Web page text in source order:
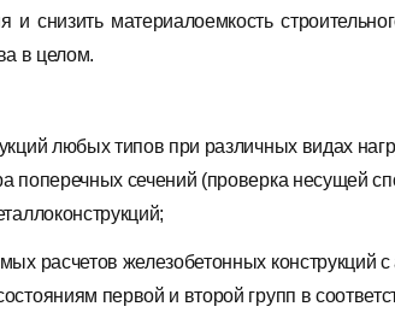
и снизить материалоемкость
в целом.
любых типов при различных видах
поперечных сечений (проверка несущей
расчетов железобетонных конструкций
первой и второй групп в